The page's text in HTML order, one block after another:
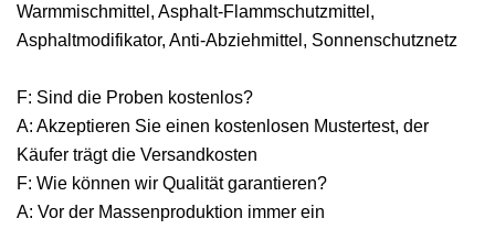
Warmmischmittel, Asphalt-Flammschutzmittel,
Asphaltmodifikator, Anti-Abziehmittel, Sonnenschutznetz
F: Sind die Proben kostenlos?
A: Akzeptieren Sie einen kostenlosen Mustertest, der
Käufer trägt die Versandkosten
F: Wie können wir Qualität garantieren?
A: Vor der Massenproduktion immer ein